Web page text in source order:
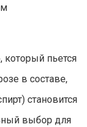
который пьется
в составе,
становится
выбор для